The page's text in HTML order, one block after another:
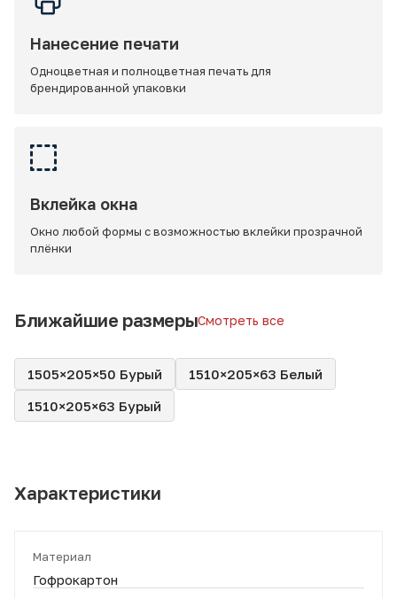
Нанесение печати
Одноцветная и полноцветная печать для
брендированной упаковки
Вклейка окна
Окно любой формы с возможностью вклейки прозрачной
плёнки
Ближайшие размерыСмотреть все
1505×205×50 Бурый
1510×205×63 Белый
1510×205×63 Бурый
Характеристики
Материал
Гофрокартон